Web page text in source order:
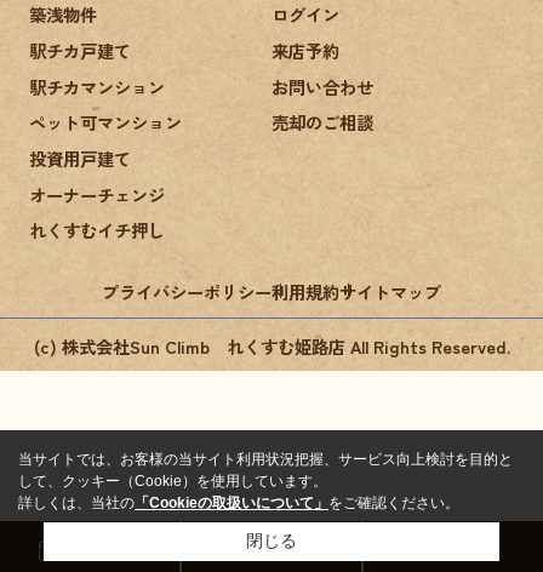
築浅物件
駅チカ戸建て
駅チカマンション
ペット可マンション
投資用戸建て
オーナーチェンジ
れくすむイチ押し
ログイン
来店予約
お問い合わせ
売却のご相談
プライバシーポリシー利用規約サイトマップ
(c) 株式会社Sun Climb れくすむ姫路店 All Rights Reserved.
お問い合わせ
当サイトでは、お客様の当サイト利用状況把握、サービス向上検討を目的と
して、クッキー（Cookie）を使用しています。
詳しくは、当社の 「Cookieの取扱いについて」 をご確認ください。
閉じる